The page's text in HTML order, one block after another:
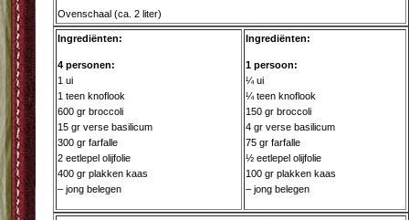
Ovenschaal (ca. 2 liter)
Ingrediënten:
4 personen:
1 ui
1 teen knoflook
600 gr broccoli
15 gr verse basilicum
300 gr farfalle
2 eetlepel olijfolie
400 gr plakken kaas
– jong belegen
Ingrediënten:
1 persoon:
¼ ui
¼ teen knoflook
150 gr broccoli
4 gr verse basilicum
75 gr farfalle
½ eetlepel olijfolie
100 gr plakken kaas
– jong belegen